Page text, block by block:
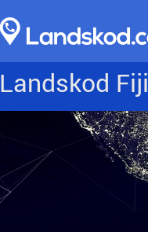
Landskod Fiji